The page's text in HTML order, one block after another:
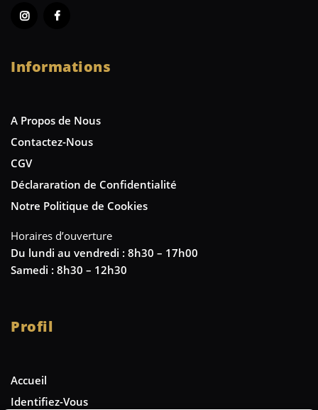
Informations
A Propos de Nous
Contactez-Nous
CGV
Déclararation de Confidentialité
Notre Politique de Cookies
Horaires d’ouverture
Du lundi au vendredi : 8h30 – 17h00
Samedi : 8h30 – 12h30
Profil
Accueil
Identifiez-Vous